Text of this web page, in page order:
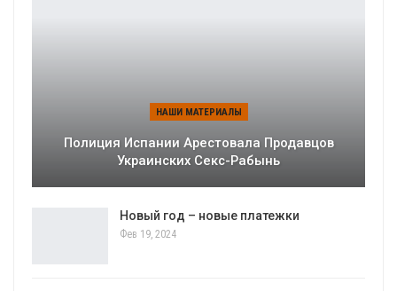
НАШИ МАТЕРИАЛЫ
Полиция Испании Арестовала Продавцов
Украинских Секс-Рабынь
Новый год – новые платежки
Фев 19, 2024